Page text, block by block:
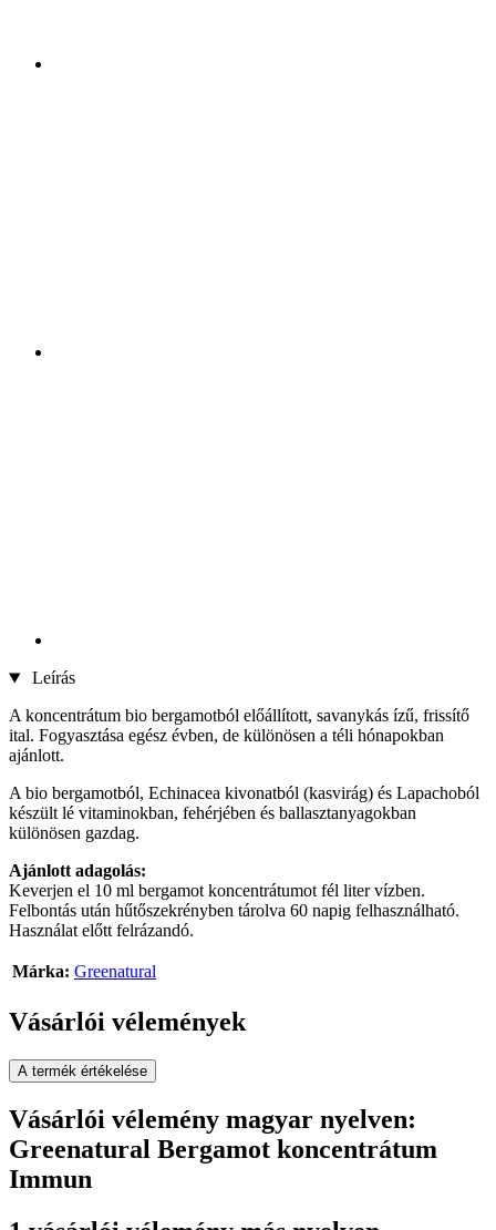
Leírás
A koncentrátum bio bergamotból előállított, savanykás ízű, frissítő
ital. Fogyasztása egész évben, de különösen a téli hónapokban
ajánlott.
A bio bergamotból, Echinacea kivonatból (kasvirág) és Lapachoból
készült lé vitaminokban, fehérjében és ballasztanyagokban
különösen gazdag.
Ajánlott adagolás:
Keverjen el 10 ml bergamot koncentrátumot fél liter vízben.
Felbontás után hűtőszekrényben tárolva 60 napig felhasználható.
Használat előtt felrázandó.
Márka: Greenatural
Vásárlói vélemények
A termék értékelése
Vásárlói vélemény magyar nyelven:
Greenatural Bergamot koncentrátum
Immun